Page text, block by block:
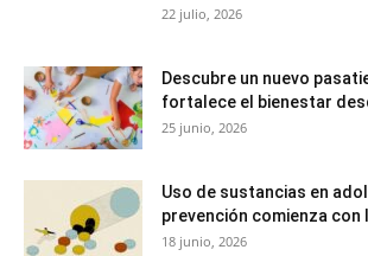
22 julio, 2026
Descubre un nuevo
fortalece el bienestar
25 junio, 2026
Uso de sustancias en
prevención comienza con
18 junio, 2026